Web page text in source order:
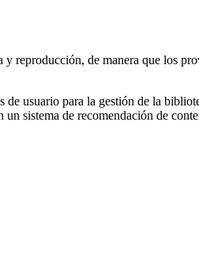
reproducción, de manera que los
usuario para la gestión de la
sistema de recomendación de